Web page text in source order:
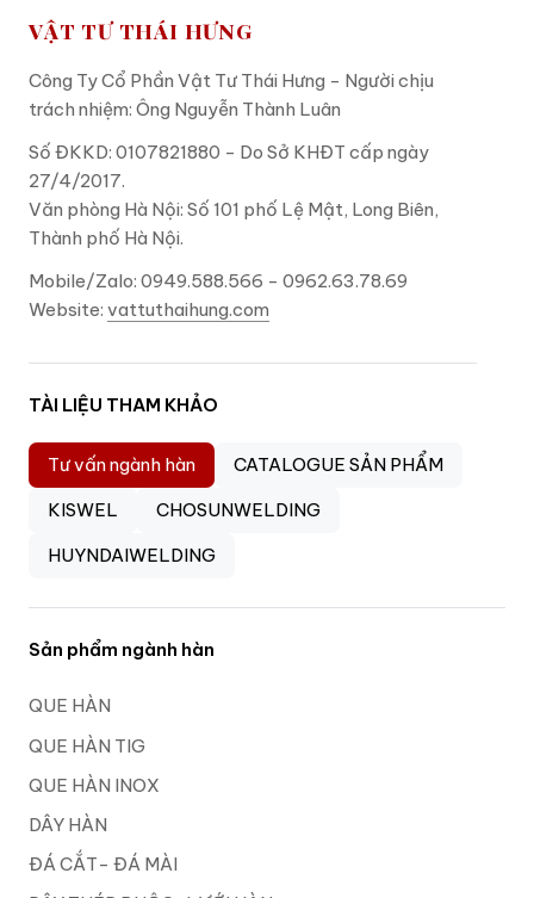
VẬT TƯ THÁI HƯNG
Công Ty Cổ Phần Vật Tư Thái Hưng - Người chịu
trách nhiệm: Ông Nguyễn Thành Luân
Số ĐKKD: 0107821880 - Do Sở KHĐT cấp ngày
27/4/2017.
Văn phòng Hà Nội: Số 101 phố Lệ Mật, Long Biên,
Thành phố Hà Nội.
Mobile/Zalo: 0949.588.566 - 0962.63.78.69
Website: vattuthaihung.com
TÀI LIỆU THAM KHẢO
Tư vấn ngành hàn
CATALOGUE SẢN PHẨM
KISWEL
CHOSUNWELDING
HUYNDAIWELDING
Sản phẩm ngành hàn
QUE HÀN
QUE HÀN TIG
QUE HÀN INOX
DÂY HÀN
ĐÁ CẮT- ĐÁ MÀI